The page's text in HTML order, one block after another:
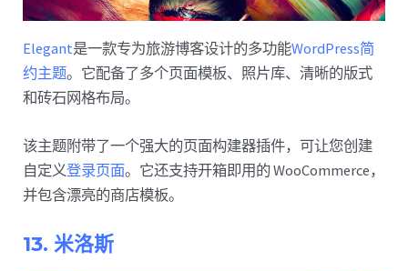
Elegant是一款专为旅游博客设计的多功能WordPress简
约主题。它配备了多个页面模板、照片库、清晰的版式
和砖石网格布局。
该主题附带了一个强大的页面构建器插件，可让您创建
自定义登录页面。它还支持开箱即用的 WooCommerce，
并包含漂亮的商店模板。
13. 米洛斯